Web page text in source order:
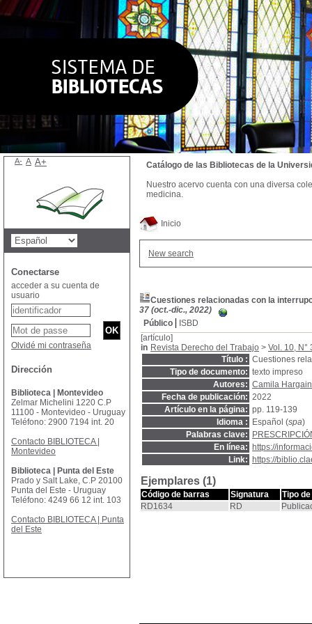
Inicio
New search
Cuestiones relacionadas con la
37 (oct.-dic., 2022)
Público
ISBD
[artículo]
in Revista Derecho del Trabajo > Vol. 10, N°
Título : Cuestiones
Tipo de documento: texto impreso
Autores: Camila Hargain
Fecha de publicación: 2022
Artículo en la página: pp. 119-139
Idioma :
Español (spa)
Palabras clave:
En línea:
https://
Link:
https://
Ejemplares (1)
Código de barras Signatura
Tipo
RD1634
RD
Catálogo de las Bibliotecas de la
Nuestro acervo cuenta con una diversa
medicina.
A- A A+
Conectarse
acceder a su cuenta de
usuario
Olvidé mi contraseña
Dirección
Biblioteca | Montevideo
Zelmar Michelini 1220 C.P
11100 - Montevideo - Uruguay
Teléfono: 2900 7194 int. 20
Contacto BIBLIOTECA |
Montevideo
Biblioteca | Punta del Este
Prado y Salt Lake, C.P 20100
Punta del Este - Uruguay
Teléfono: 4249 66 12 int. 103
Contacto BIBLIOTECA | Punta
del Este